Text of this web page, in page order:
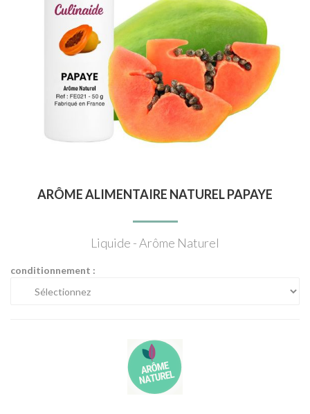
ARÔME ALIMENTAIRE NATUREL PAPAYE
Liquide - Arôme Naturel
conditionnement :